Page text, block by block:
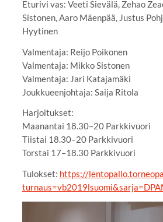
Eturivi vas: Veeti Sievälä, Zehao
Sistonen, Aaro Mäenpää, Justus
Hyytinen
Valmentaja: Reijo Poikonen
Valmentaja: Mikko Sistonen
Valmentaja: Jari Katajamäki
Joukkueenjohtaja: Saija Ritola
Harjoitukset:
Maanantai 18.30–20 Parkkivuori
Tiistai 18.30–20 Parkkivuori
Torstai 17–18.30 Parkkivuori
Tulokset: https://